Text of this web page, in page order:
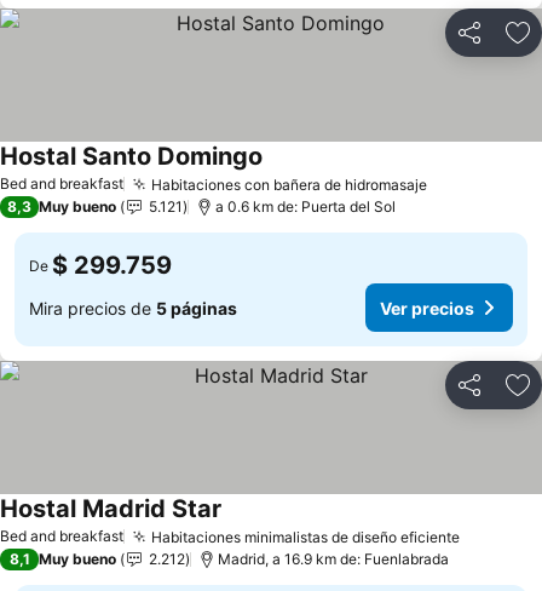
Compartir
Bed and breakfast Habitaciones con bañera de hidromasaje
Hostal Santo Domingo
8,3 Muy bueno 5.121 a 0.6 km de: Puerta del Sol
De $ 299.759
Mira precios de 5 páginas Ver precios
Compartir
Bed and breakfast Habitaciones minimalistas de diseño eficiente
Hostal Madrid Star
8,1 Muy bueno 2.212 Madrid, a 16.9 km de: Fuenlabrada